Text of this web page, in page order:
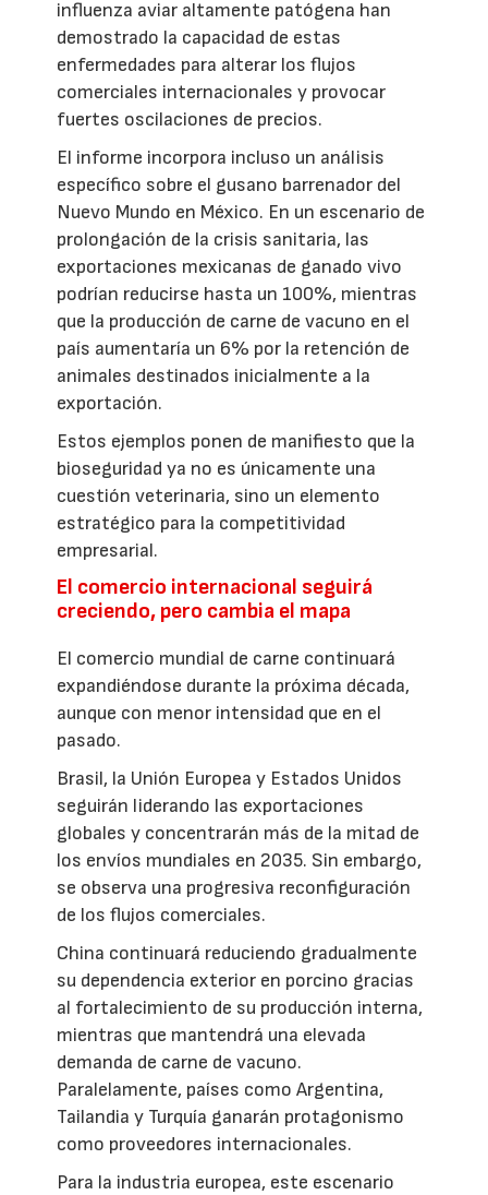
influenza aviar altamente patógena han
demostrado la capacidad de estas
enfermedades para alterar los flujos
comerciales internacionales y provocar
fuertes oscilaciones de precios.
El informe incorpora incluso un análisis
específico sobre el gusano barrenador del
Nuevo Mundo en México. En un escenario de
prolongación de la crisis sanitaria, las
exportaciones mexicanas de ganado vivo
podrían reducirse hasta un 100%, mientras
que la producción de carne de vacuno en el
país aumentaría un 6% por la retención de
animales destinados inicialmente a la
exportación.
Estos ejemplos ponen de manifiesto que la
bioseguridad ya no es únicamente una
cuestión veterinaria, sino un elemento
estratégico para la competitividad
empresarial.
El comercio internacional seguirá
creciendo, pero cambia el mapa
El comercio mundial de carne continuará
expandiéndose durante la próxima década,
aunque con menor intensidad que en el
pasado.
Brasil, la Unión Europea y Estados Unidos
seguirán liderando las exportaciones
globales y concentrarán más de la mitad de
los envíos mundiales en 2035. Sin embargo,
se observa una progresiva reconfiguración
de los flujos comerciales.
China continuará reduciendo gradualmente
su dependencia exterior en porcino gracias
al fortalecimiento de su producción interna,
mientras que mantendrá una elevada
demanda de carne de vacuno.
Paralelamente, países como Argentina,
Tailandia y Turquía ganarán protagonismo
como proveedores internacionales.
Para la industria europea, este escenario